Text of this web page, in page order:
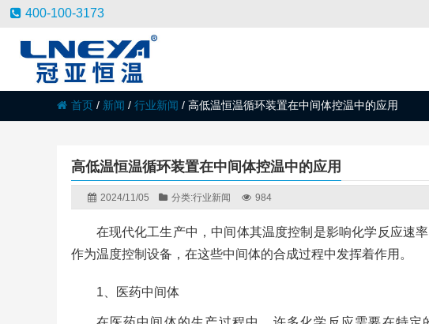
400-100-3173
首页 / 新闻 / 行业新闻 / 高低温恒温循环装置在中间体控温中的应用
高低温恒温循环装置在中间体控温中的应用
2024/11/05 分类:行业新闻 984
在现代化工生产中，中间体其温度控制是影响化学反应速
作为温度控制设备，在这些中间体的合成过程中发挥着作用。
1、医药中间体